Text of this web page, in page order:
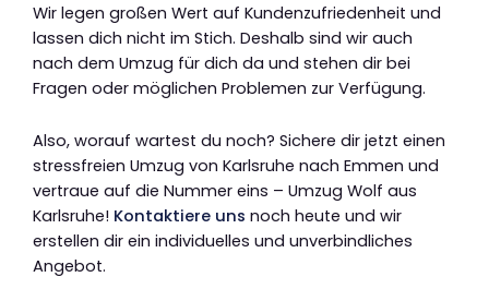
Wir legen großen Wert auf Kundenzufriedenheit und
lassen dich nicht im Stich. Deshalb sind wir auch
nach dem Umzug für dich da und stehen dir bei
Fragen oder möglichen Problemen zur Verfügung.
Also, worauf wartest du noch? Sichere dir jetzt einen
stressfreien Umzug von Karlsruhe nach Emmen und
vertraue auf die Nummer eins – Umzug Wolf aus
Karlsruhe! Kontaktiere uns noch heute und wir
erstellen dir ein individuelles und unverbindliches
Angebot.